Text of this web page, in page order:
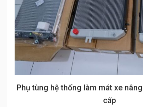
Phụ tùng hệ thống làm mát xe
cấp